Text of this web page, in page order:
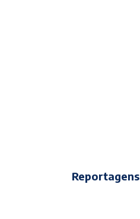
Reportagens